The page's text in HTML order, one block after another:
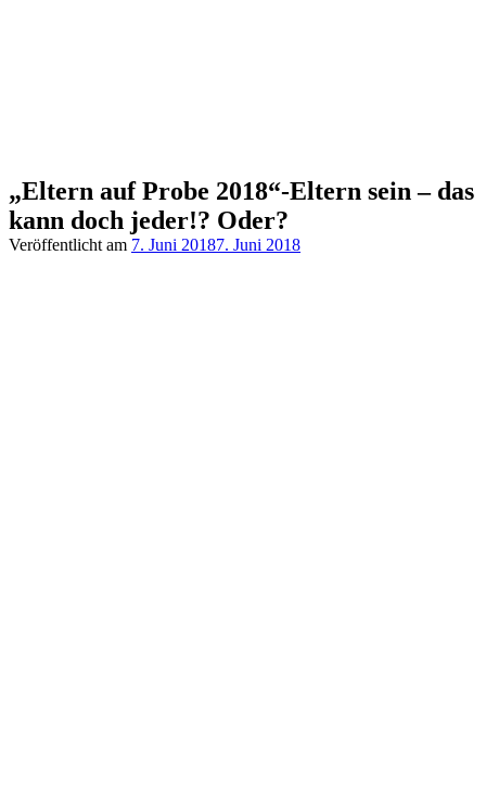
„Eltern auf Probe 2018“-Eltern sein – das
kann doch jeder!? Oder?
Veröffentlicht am 7. Juni 20187. Juni 2018